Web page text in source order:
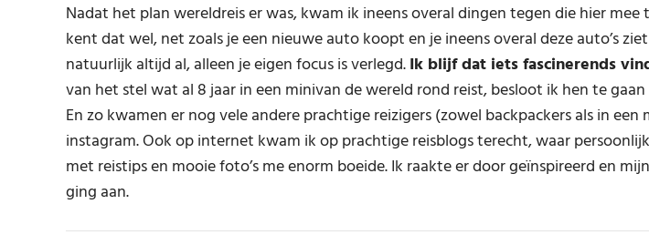
Nadat het plan wereldreis er was, kwam ik ineens overal dingen tegen die hier mee
kent dat wel, net zoals je een nieuwe auto koopt en je ineens overal deze auto’s
natuurlijk altijd al, alleen je eigen focus is verlegd.Ik blijf dat iets fascinerends
van het stel wat al 8 jaar in een minivan de wereld rond reist, besloot ik hen te
En zo kwamen er nog vele andere prachtige reizigers (zowel backpackers als in
instagram. Ook op internet kwam ik op prachtige reisblogs terecht, waar
met reistips en mooie foto’s me enorm boeide. Ik raakte er door geïnspireerd en
ging aan.